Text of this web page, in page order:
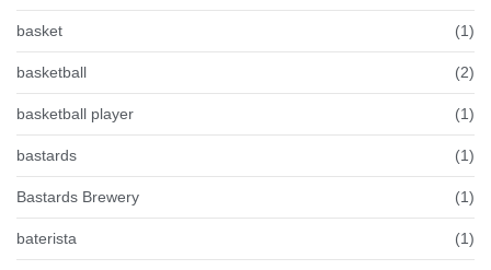
basket (1)
basketball (2)
basketball player (1)
bastards (1)
Bastards Brewery (1)
baterista (1)